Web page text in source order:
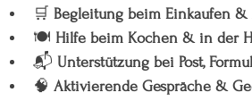
🛒 Begleitung beim Einkaufen &
🍽️ Hilfe beim Kochen & in der
📬 Unterstützung bei Post,
🧠 Aktivierende Gespräche &